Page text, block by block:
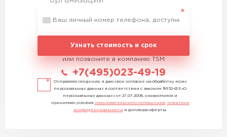
Узнать стоимость и срок
или позвоните в компанию TSM
+7(495)023-49-19
Отправляя сведения, я даю свое согласие на обработку моих
персональных данных в соответствии с законом №152-ФЗ «О
персональных данных» от 27.07.2006, ознакомился и
принимаю условия пользовательского соглашения
политики
конфиденциальности и договора оферты.